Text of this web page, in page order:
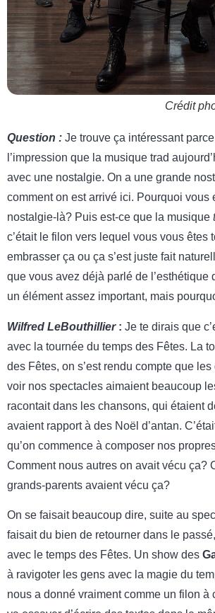
Crédit
Question : Je trouve ça intéressant
l’impression que la musique trad
avec une nostalgie. On a une grande
comment on est arrivé ici. Pourquoi vous
nostalgie-là? Puis est-ce que la musique
c’était le filon vers lequel vous vous êtes
embrasser ça ou ça s’est juste fait
que vous avez déjà parlé de l’esthétique
un élément assez important, mais
Wilfred LeBouthillier: Je te dirais que
avec la tournée du temps des Fêtes. La
des Fêtes, on s’est rendu compte que
voir nos spectacles aimaient beaucoup
racontait dans les chansons, qui étaient
avaient rapport à des Noël d’antan.
qu’on commence à composer nos
Comment nous autres on avait vécu ça?
grands-parents avaient vécu ça?
On se faisait beaucoup dire, suite au
faisait du bien de retourner dans le
avec le temps des Fêtes. Un show des
à ravigoter les gens avec la magie du
nous a donné vraiment comme un filon à